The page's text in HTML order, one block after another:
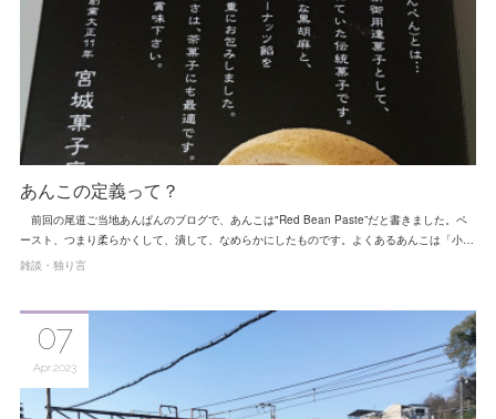
あんこの定義って？
前回の尾道ご当地あんぱんのブログで、あんこは"Red Bean Paste”だと書きました。ペ
ースト、つまり柔らかくして、潰して、なめらかにしたものです。よくあるあんこは「小…
雑談・独り言
07
Apr 2023